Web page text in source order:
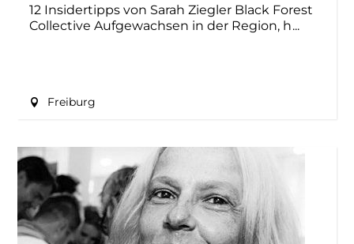
12 Insidertipps von Sarah Ziegler Black Forest
Collective Aufgewachsen in der Region, h
Freiburg